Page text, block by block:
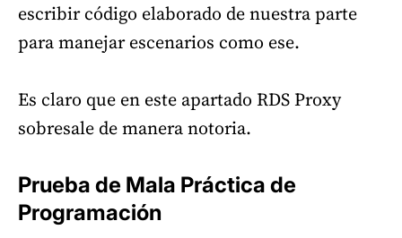
escribir código elaborado de nuestra parte
para manejar escenarios como ese.
Es claro que en este apartado RDS Proxy
sobresale de manera notoria.
Prueba de Mala Práctica de
Programación